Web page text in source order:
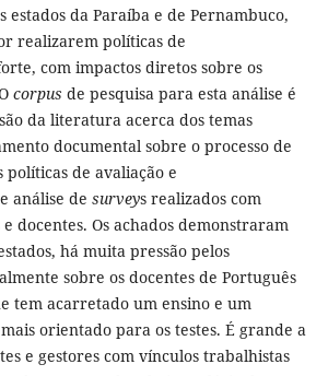
estados da Paraíba e de Pernambuco,
realizarem políticas de
com impactos diretos sobre os
corpus de pesquisa para esta análise é
da literatura acerca dos temas
documental sobre o processo de
de avaliação e
análise de surveys realizados com
docentes. Os achados demonstraram
há muita pressão pelos
sobre os docentes de Português
tem acarretado um ensino e um
orientado para os testes. É grande a
e gestores com vínculos trabalhistas